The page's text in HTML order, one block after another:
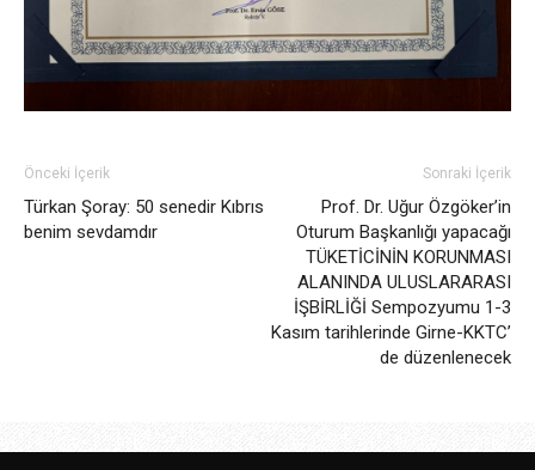
Önceki İçerik
Türkan Şoray: 50 senedir Kıbrıs
benim sevdamdır
Sonraki İçerik
Prof. Dr. Uğur Özgöker’in
Oturum Başkanlığı yapacağı
TÜKETİCİNİN KORUNMASI
ALANINDA ULUSLARARASI
İŞBİRLİĞİ Sempozyumu 1-3
Kasım tarihlerinde Girne-KKTC’
de düzenlenecek